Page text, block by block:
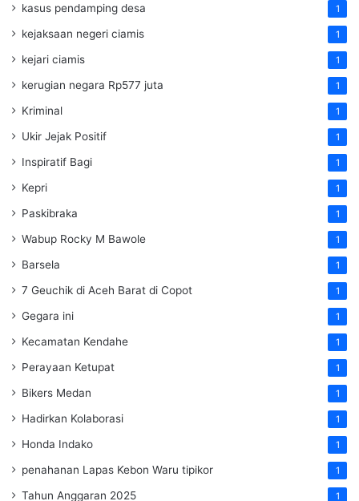
kasus pendamping desa 1
kejaksaan negeri ciamis 1
kejari ciamis 1
kerugian negara Rp577 juta 1
Kriminal 1
Ukir Jejak Positif 1
Inspiratif Bagi 1
Kepri 1
Paskibraka 1
Wabup Rocky M Bawole 1
Barsela 1
7 Geuchik di Aceh Barat di Copot 1
Gegara ini 1
Kecamatan Kendahe 1
Perayaan Ketupat 1
Bikers Medan 1
Hadirkan Kolaborasi 1
Honda Indako 1
penahanan Lapas Kebon Waru tipikor 1
Tahun Anggaran 2025 1